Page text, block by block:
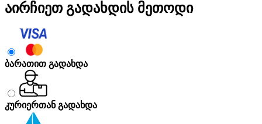
აირჩიეთ გადახდის მეთოდი
ბარათით გადახდა
კურიერთან გადახდა